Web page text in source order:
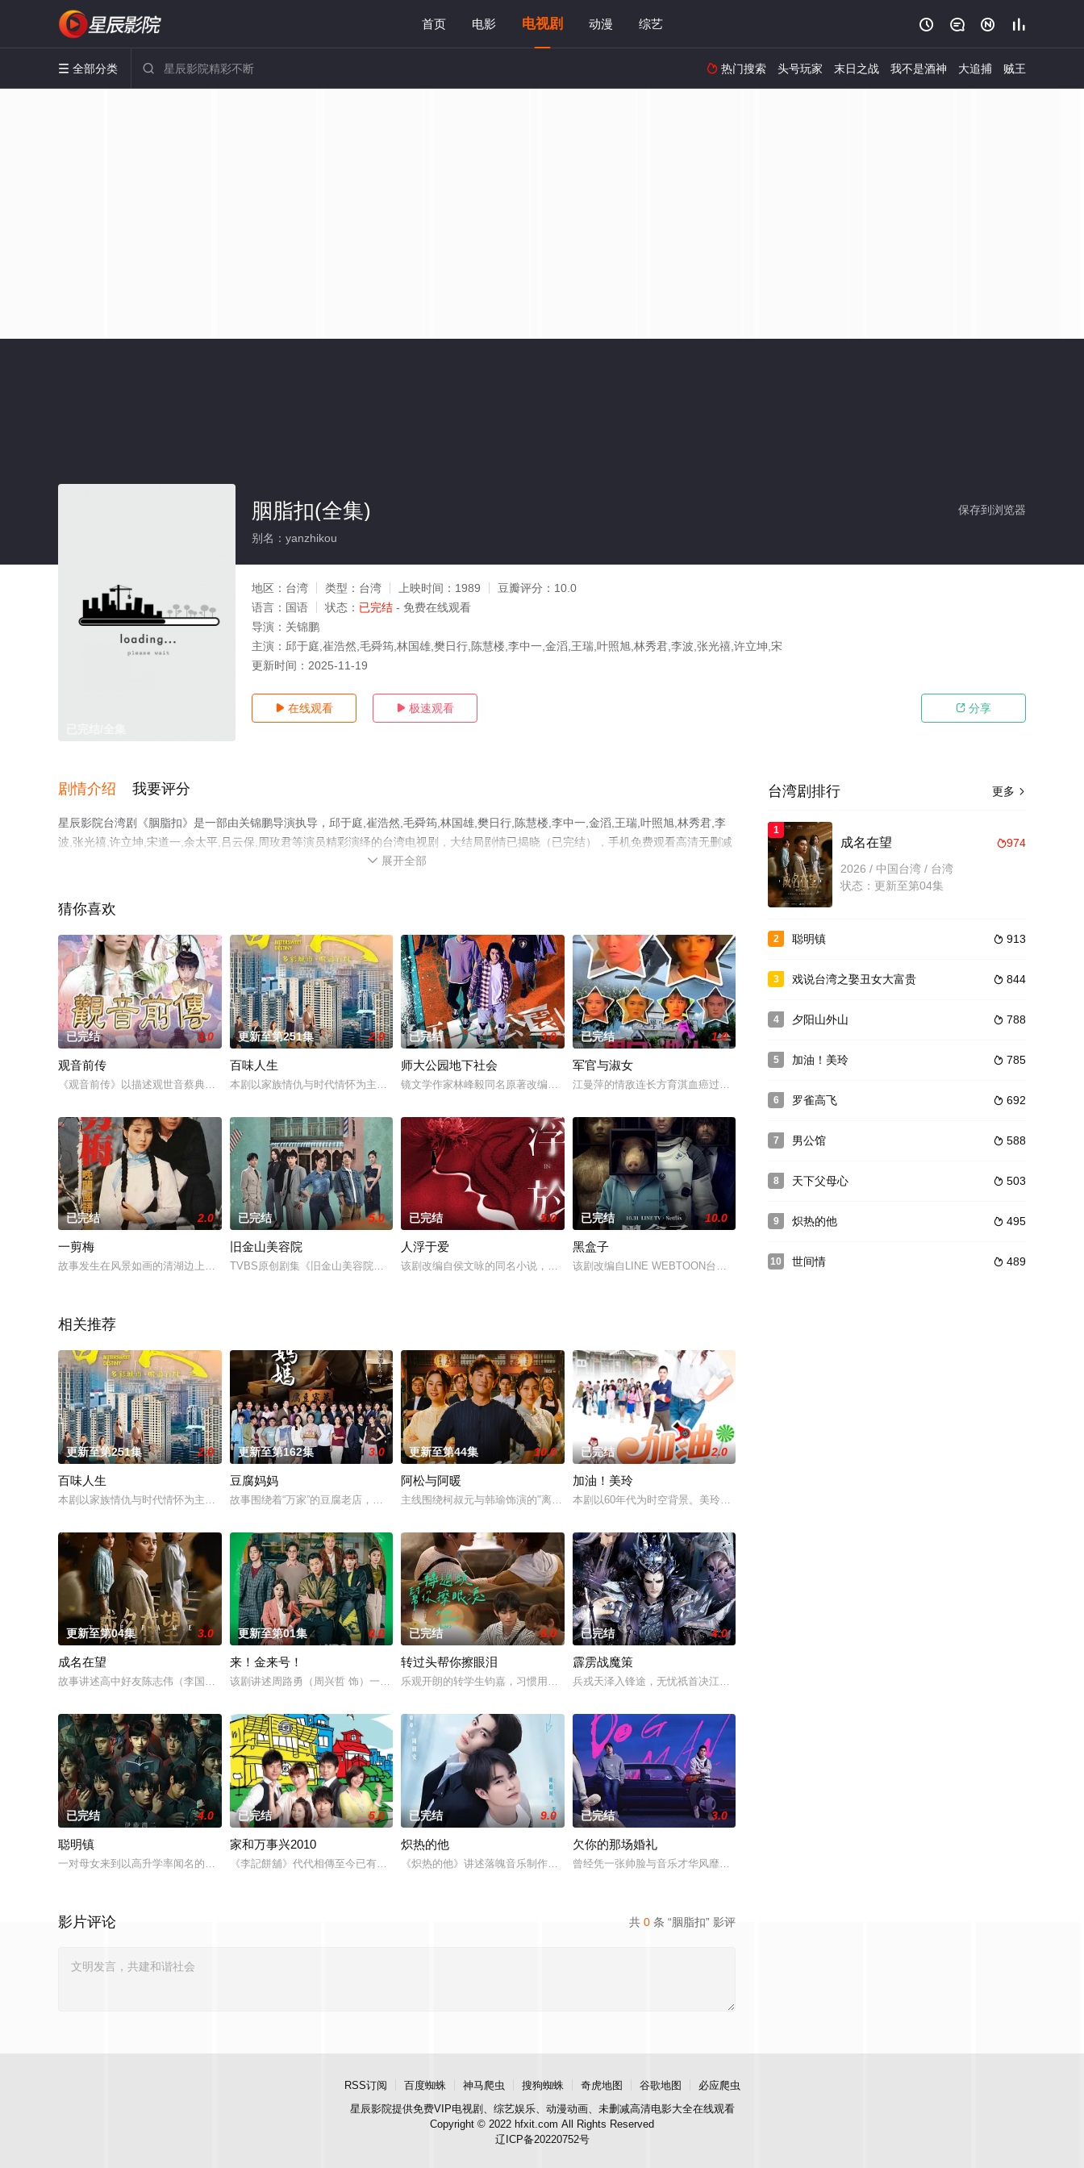
首页 电影 电视剧 动漫 综艺    
 全部分类   热门搜索 头号玩家 末日之战 我不是酒神 大追捕 贼王
保存到浏览器
胭脂扣(全集)
别名：yanzhikou
地区： 台湾 类型： 台湾 上映时间： 1989 豆瓣评分： 10.0
语言： 国语 状态： 已完结 - 免费在线观看
导演： 关锦鹏
主演： 邱于庭,崔浩然,毛舜筠,林国雄,樊日行,陈慧楼,李中一,金滔,王瑞,叶照旭,林秀君,李波,张光禧,许立坤,宋
更新时间： 2025-11-19
 在线观看  极速观看  分享
剧情介绍 我要评分
星辰影院台湾剧《胭脂扣》是一部由关锦鹏导演执导，邱于庭,崔浩然,毛舜筠,林国雄,樊日行,陈慧楼,李中一,金滔,王瑞,叶照旭,林秀君,李
波,张光禧,许立坤,宋道一,余太平,吕云保,周玫君等演员精彩演绎的台湾电视剧，大结局剧情已揭晓（已完结），手机免费观看高清无删减
完整版电视剧全集就上星辰影视，更多相关信息可移步至豆瓣电视剧、电视猫或剧情网等平台了解。
 展开全部
猜你喜欢
已完结 3.0
观音前传
《观音前传》以描述观世音蔡典求道的历程为主，为突显戏剧张力和丰富剧情，剧中设计了传说之外的杜撰人物，泰半的情节，
更新至第251集 2.0
百味人生
本剧以家族情仇与时代情怀为主轴，剧情叙述一场突如其来的意外，让「五秀园」的传奇厨神总舖师万里师(刘汉强 饰)蒙冤
已完结 3.0
师大公园地下社会
镜文学作家林峰毅同名原著改编。讲述一群热血年轻人步步卷入社会事件，在前途迷惘、追求梦想之中蜕变坚强的自我。
已完结 1.0
军官与淑女
江曼萍的情敌连长方育淇血癌过世后，其未婚夫曾国豪远走美国，决定终身不再婚娶，令江曼萍对感情感到灰
已完结 2.0
一剪梅
故事发生在风景如画的清湖边上，水源的短缺一直是困扰村庄的最大问题，而掌握着水源命脉的万家庄庄主万大权，以水源为筹
已完结 5.0
旧金山美容院
TVBS原创剧集《旧金山美容院》由刘品言、连晨翔、章广辰 领衔主演！王牌制作人戴天易与金奖编剧杜政哲联手，以生活
已完结 5.0
人浮于爱
该剧改编自侯文咏的同名小说，故事围绕“爱情”主题，因为爱煽动着剧中主角与无数的恋人们，不惜冒着溺毙的危险，前仆后
已完结 10.0
黑盒子
该剧改编自LINE WEBTOON台湾作者Pony的同名漫画，故事围绕活了万年的琪琪以交易时间延续生命，而见
相关推荐
更新至第251集 2.0
百味人生
本剧以家族情仇与时代情怀为主轴，剧情叙述一场突如其来的意外，让「五秀园」的传奇厨神总舖师万里师(刘汉强 饰)蒙冤
更新至第162集 3.0
豆腐妈妈
故事围绕着“万家”的豆腐老店，因“一个家庭3个姓氏”以及“豆腐秘方只传姓万的男丁”的家训，埋下冲突与矛盾的伏笔。
更新至第44集 10.0
阿松与阿暖
主线围绕柯叔元与韩瑜饰演的"离婚夫妻"阿松、阿芬展开，两人虽已分开却因生活琐事被迫继续同居。
已完结 2.0
加油！美玲
本剧以60年代为时空背景。美玲，一个三无女孩“无美貌”、“无家世”、“无钱财”，没人知道的落难千金，历经万
更新至第04集 3.0
成名在望
故事讲述高中好友陈志伟（李国毅 饰）、罗冠豪（姚淳耀 饰）、魏欣妤（蔡亘晏 饰），十多年后在一场重大绑架案中，以
更新至第01集 6.0
来！金来号！
该剧讲述周路勇（周兴哲 饰）一边努力寻找父亲死亡真相，一边努力维持家族餐厅运营的故事。
已完结 6.0
转过头帮你擦眼泪
乐观开朗的转学生钧嘉，习惯用笑容撑过一切，直到遇见了小禾。小禾是光芒四射的乐团主唱，冷淡、倔强，有着先天心脏病，
已完结 4.0
霹雳战魔策
兵戎天泽入锋途，无忧祇首决江湖；剑书一卷战魔策，侠魔共谱英雄图。魔域风云色变，孤炬燎原攻陷苍冥山
已完结 4.0
聪明镇
一对母女来到以高升学率闻名的偏远小镇，却发现这里的学生们能够成就非凡，是因为背后藏有黑暗骇人的秘密。
已完结 5.0
家和万事兴2010
《李記餅舖》代代相傳至今已有百年，看似幸福美滿的三代同堂，其實暗潮洶湧。李家有二個禁忌的話題，一個是老頭家李萬世
已完结 9.0
炽热的他
《炽热的他》讲述落魄音乐制作人周静安与才华横溢却性格孤僻的歌手徐星耀相遇，发现对方正是自己寻觅多年的神秘蒙面音乐
已完结 3.0
欠你的那场婚礼
曾经凭一张帅脸与音乐才华风靡乐坛的「马子狗乐团」主唱周可杰（张孝全 饰），如今成了自我感觉良好、却
共 0 条 “胭脂扣” 影评
影片评论
更多 
台湾剧排行
1
974
成名在望
2026 / 中国台湾 / 台湾
状态：更新至第04集
2  913
聪明镇
3  844
戏说台湾之娶丑女大富贵
4  788
夕阳山外山
5  785
加油！美玲
6  692
罗雀高飞
7  588
男公馆
8  503
天下父母心
9  495
炽热的他
10  489
世间情
RSS订阅 百度蜘蛛 神马爬虫 搜狗蜘蛛 奇虎地图 谷歌地图
必应爬虫
星辰影院提供免费VIP电视剧、综艺娱乐、动漫动画、未删减高清电影大全在线观看
Copyright © 2022 hfxit.com All Rights Reserved
辽ICP备20220752号